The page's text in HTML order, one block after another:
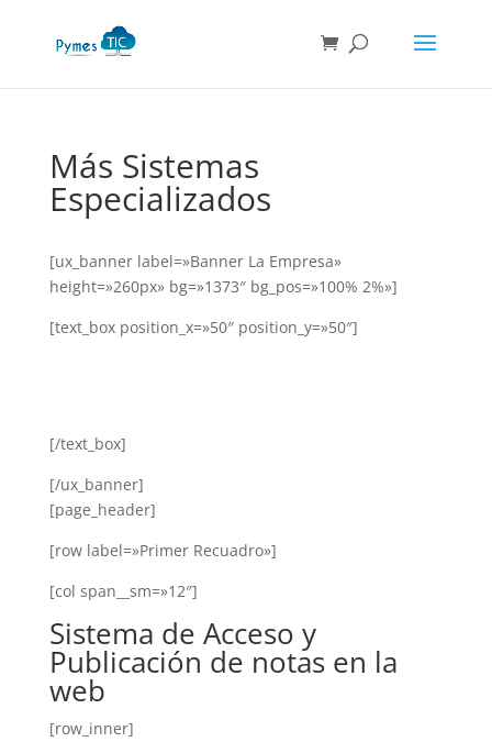
productos
Más Sistemas
Especializados
[ux_banner label=»Banner La Empresa»
height=»260px» bg=»1373″ bg_pos=»100% 2%»]
[text_box position_x=»50″ position_y=»50″]
[/text_box]
[/ux_banner]
[page_header]
[row label=»Primer Recuadro»]
[col span__sm=»12″]
Sistema de Acceso y
Publicación de notas en la
web
[row_inner]